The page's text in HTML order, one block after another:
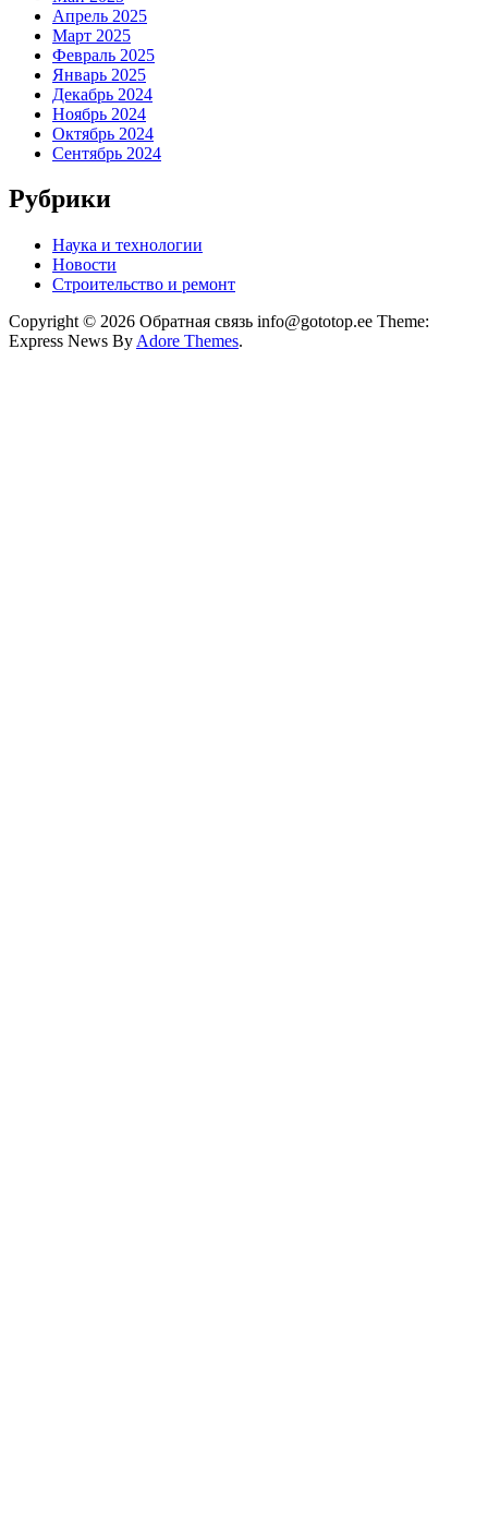
Апрель 2025
Март 2025
Февраль 2025
Январь 2025
Декабрь 2024
Ноябрь 2024
Октябрь 2024
Сентябрь 2024
Рубрики
Наука и технологии
Новости
Строительство и ремонт
Copyright © 2026 Обратная связь info@gototop.ee Theme:
Express News By Adore Themes.